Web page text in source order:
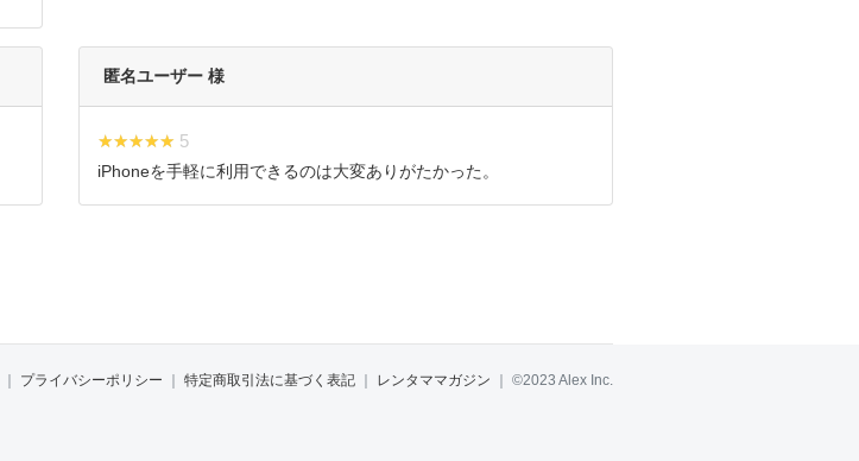
匿名ユーザー 様
★★★★★
★★★★★ 5
iPhoneを手軽に利用できるのは大変ありがたかった。
プライバシーポリシー 特定商取引法に基づく表記 レンタママガジン ©2023 Alex Inc.